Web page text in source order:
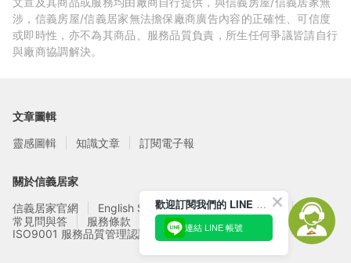
涉，信義房屋/信義居家無法擔保廠商廣告內容的正確性、可信度
或即時性，亦不為其商品、服務品質負責，所生任何爭議皆請自行
與廠商協調解決。
文章圖輯
靈感圖輯
知識文章 訂閱電子報
關於信義居家
信義居家官網
English Service
信義居家廠商募集
常見問與答
服務條款
隱私權政策
ISO9001 服務品質管理認證
歡迎訂閱我們的 LINE 官方帳號
連結 LINE 帳號